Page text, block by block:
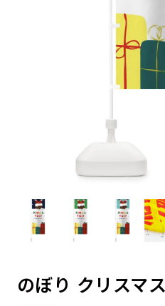
のぼり クリスマ
当社の既製デザイン
程度によってデザイン
リピート
ショッピングカートペ
ません。
名などをご記載くださ
がバッチリデザインし
定がなければ、のぼり
ォントを使用します。
データをお送りいただ
お客様が納得するまで
相談ください。
あまりに大きな変更
印刷工程に入った場合
り反転したデザインを
れるデザインを提供し
その辺を参考にすると
レギュラ
ほとんどのポールや注水
レギュラ
ほとんどのポールや注水
ハトメ（鳩目）とは、
を補強するために取り
側にロープなどで固定
も風向きによってずっ
いこともありません。
上左チチ 上右チ
ハトメ（鳩目）とは、
を補強するために取り
側にロープなどで固定
も風向きによってずっ
いこともありません。
上チチ
（上のみ）
上下チ
（上と下
L
［
ワンランク厚手のトロ
約0.2ｍｍ）。生地が重
べると約2倍の厚みがあ
スリット（切り込み）
カットラインを入れます
デザインや絵柄をスリ
る場合があります。
例